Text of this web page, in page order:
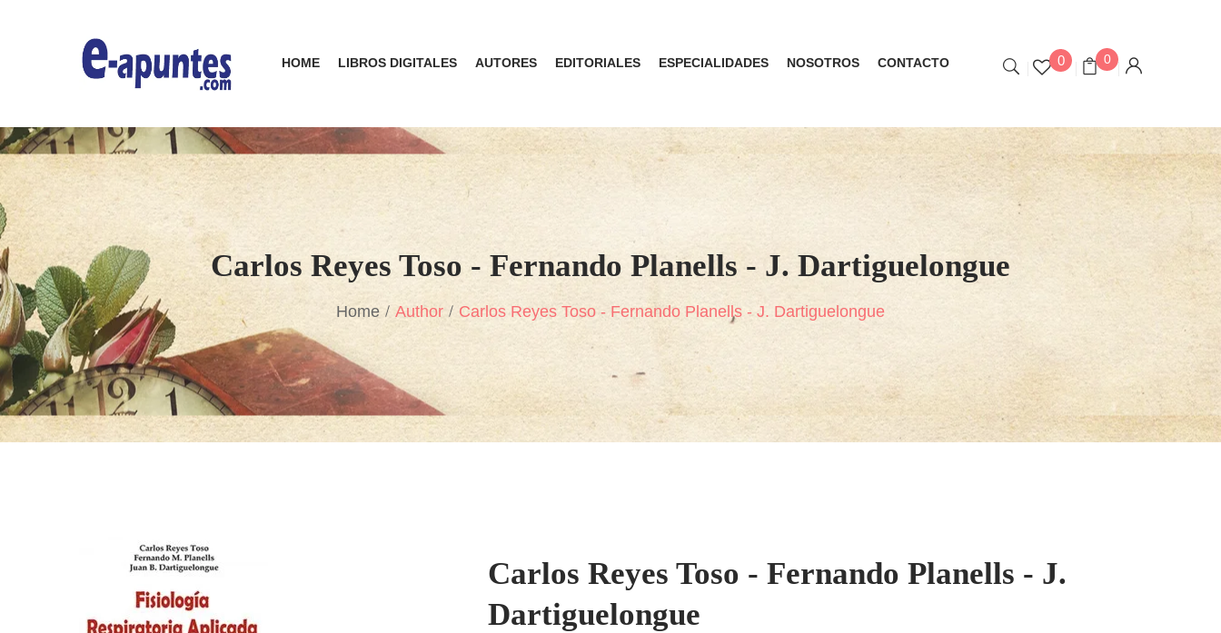
HOME LIBROS DIGITALES AUTORES EDITORIALES ESPECIALIDADES NOSOTROS CONTACTO 0 0
Carlos Reyes Toso - Fernando Planells - J. Dartiguelongue
Home Author Carlos Reyes Toso - Fernando Planells - J. Dartiguelongue
Carlos Reyes Toso - Fernando Planells - J.
Dartiguelongue